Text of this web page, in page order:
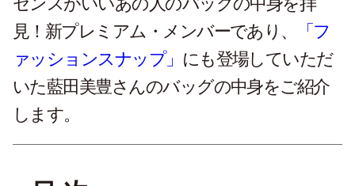
見！新プレミアム・メンバーであり、
「フ
ァッションスナップ」 にも登場していただ
いた藍田美豊さんのバッグの中身をご紹介
します。